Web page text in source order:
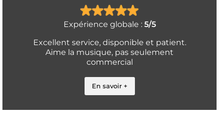
Expérience globale : 5/5
Excellent service, disponible et patient.
Aime la musique, pas seulement
commercial
En savoir +